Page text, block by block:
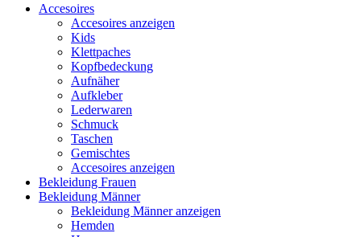
Accesoires
Accesoires anzeigen
Kids
Klettpaches
Kopfbedeckung
Aufnäher
Aufkleber
Lederwaren
Schmuck
Taschen
Gemischtes
Accesoires anzeigen
Bekleidung Frauen
Bekleidung Männer
Bekleidung Männer anzeigen
Hemden